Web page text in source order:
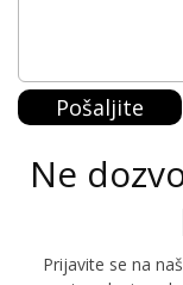
Pošaljite
Ne
Prijavite se na